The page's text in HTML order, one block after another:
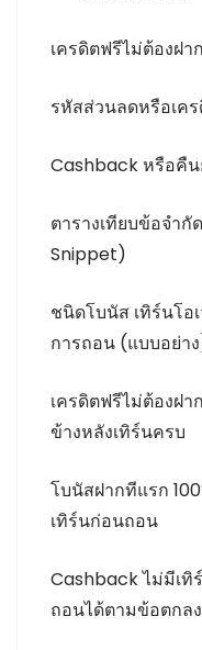
เครดิตฟรีไม่ต้องฝ
รหัสส่วนลดหรือเค
Cashback หรือคืน
ตารางเทียบข้อจำ
Snippet)
ชนิดโบนัส เทิร์นโอ
การถอน (แบบอย่า
เครดิตฟรีไม่ต้องฝา
ข้างหลังเทิร์นครบ
โบนัสฝากทีแรก
เทิร์นก่อนถอน
Cashback ไม่มีเทิ
ถอนได้ตามข้อตกลง